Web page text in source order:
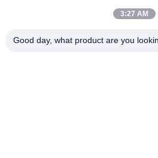
Maszyna do przesiewania proszku
3:27 AM
Good day, what product are you